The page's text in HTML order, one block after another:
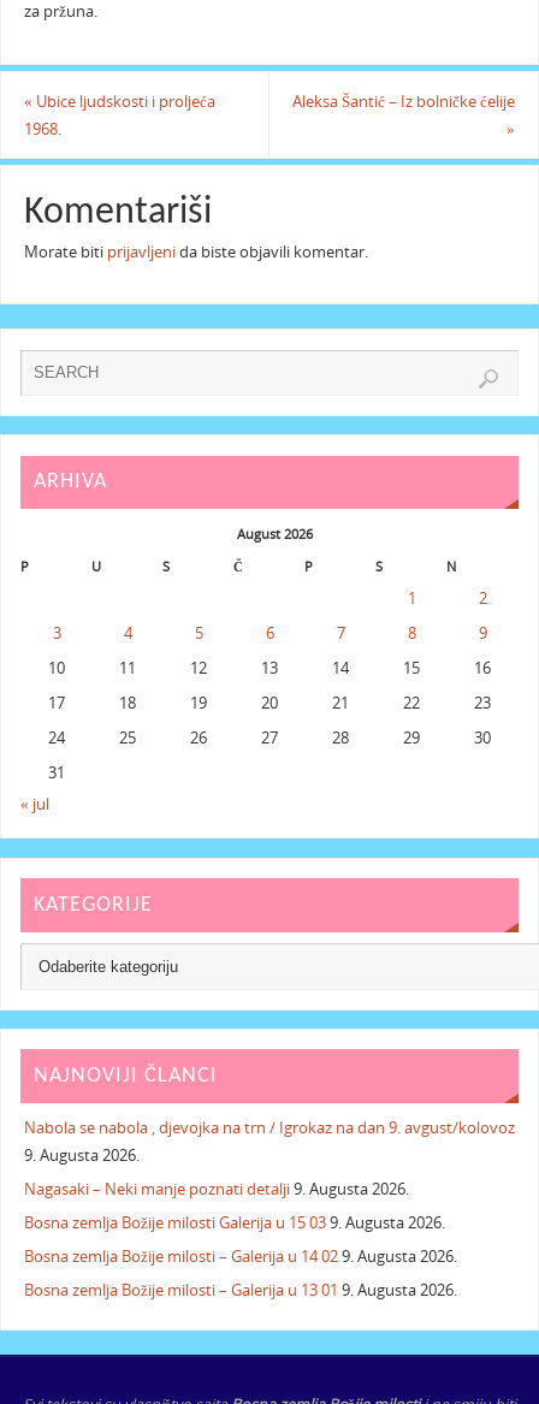
za pržuna.
« Ubice ljudskosti i proljeća
1968.
Aleksa Šantić – Iz bolničke ćelije
»
Komentariši
Morate biti prijavljenida biste objavili komentar.
ARHIVA
August 2026
P
U S Č P S N
1
2
3
4 5 6 7 8
9
10
11 12 13 14 15
16
17
18 19 20 21 22
23
24
25 26 27 28 29
30
31
« jul
KATEGORIJE
NAJNOVIJI ČLANCI
Nabola se nabola , djevojka na trn / Igrokaz na dan 9. avgust/kolovoz
9. Augusta 2026.
Nagasaki – Neki manje poznati detalji9. Augusta 2026.
Bosna zemlja Božije milosti Galerija u 15 039. Augusta 2026.
Bosna zemlja Božije milosti – Galerija u 14 029. Augusta 2026.
Bosna zemlja Božije milosti – Galerija u 13 01 9. Augusta 2026.